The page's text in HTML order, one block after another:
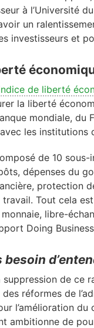
à l’Université
un
investisseurs et
de liberté
la liberté
mondiale, du
les institutions
de 10
dépenses du
protection
Tout cela
libre-
Doing
besoin
suppression de ce
réformes de
l’amélioration du
ambitionne de